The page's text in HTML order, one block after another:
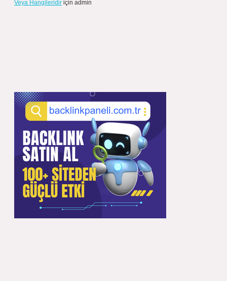
Veya Hangileridir için admin